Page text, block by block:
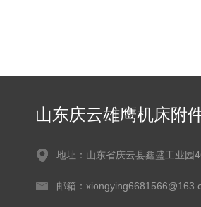
山东庆云雄鹰机床附
地址：山东省庆云县鑫盛工业园
邮箱：